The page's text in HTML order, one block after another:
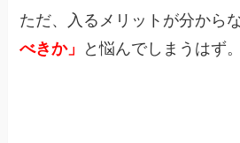
ただ、入るメリットが分から
べきか」
と悩んでしまうはず。